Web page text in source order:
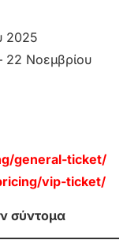
2025
22 Νοεμβρίου
general-ticket/
vip-ticket/
σύντομα